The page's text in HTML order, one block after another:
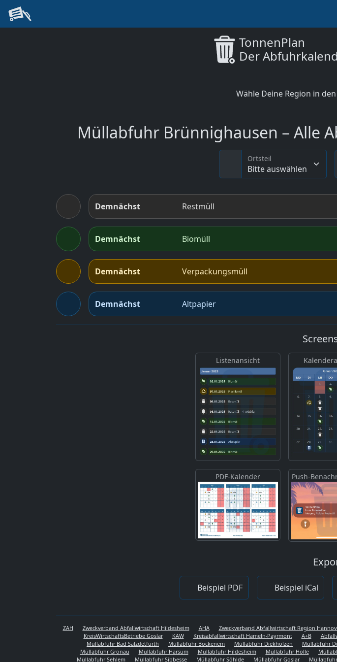
TonnenPlan
Der
Wähle Deine Region in den
Müllabfuhr Brünnighausen – Alle
Bitte auswählen
Ortsteil
Demnächst Restmüll
Demnächst Biomüll
Demnächst Verpackungsmüll
Demnächst Altpapier
Listenansicht
PDF-Kalender Push-
Beispiel PDF Beispiel iCal
ZAH Zweckverband Abfallwirtschaft Hildesheim AHA Zweckverband Abfallwirtschaft Region
KreisWirtschaftsBetriebe Goslar
KAW Kreisabfallwirtschaft Hameln-Payrmont A+B
Müllabfuhr Bad Salzdetfurth
Müllabfuhr Bockenem Müllabfuhr Diekholzen Müllabfuhr
Müllabfuhr Gronau
Müllabfuhr Harsum Müllabfuhr Hildesheim Müllabfuhr Holle
Müllabfuhr Sehlem
Müllabfuhr Sibbesse Müllabfuhr Söhlde Müllabfuhr Goslar